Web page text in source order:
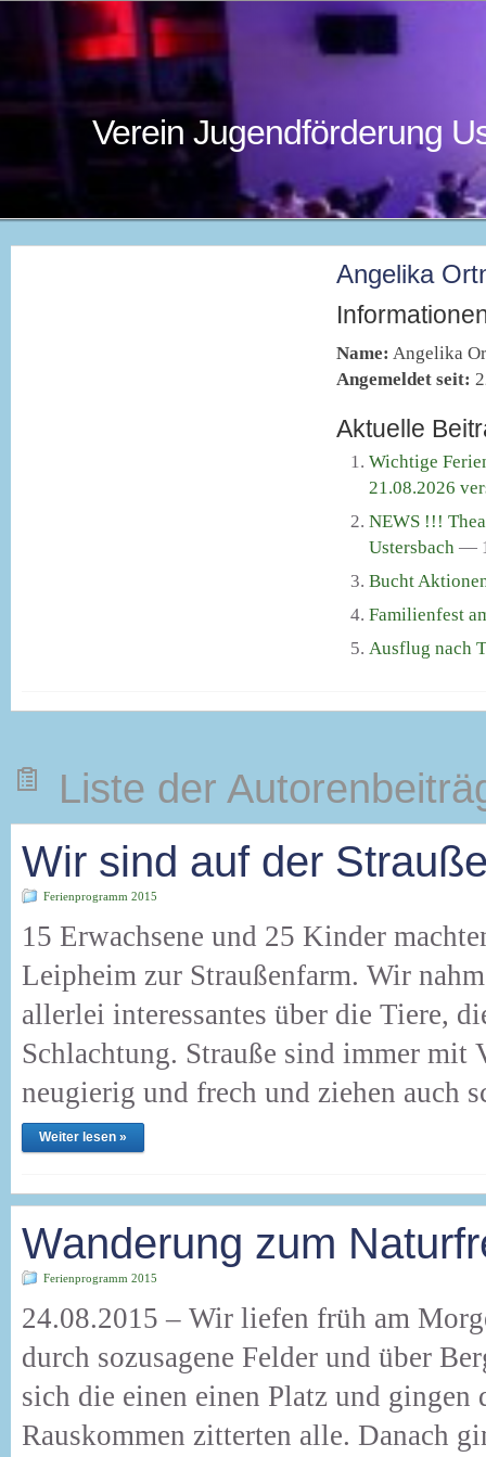
Verein Jugendförderung
Angelika
Name: Angelika
Angemeldet seit:
Aktuelle
Wichtige
21.08.2026
NEWS !!!
Ustersbach —
Bucht
Familienfest
Ausflug nach
Liste der
Wir sind auf der
Ferienprogramm 2015
15 Erwachsene und 25 Kinder
Leipheim zur Straußenfarm. Wir
allerlei interessantes über die Tiere,
Schlachtung. Strauße sind immer mit
neugierig und frech und ziehen auch
Weiter lesen »
Wanderung zum
Ferienprogramm 2015
24.08.2015 – Wir liefen früh am
durch sozusagene Felder und über
sich die einen einen Platz und gingen
Rauskommen zitterten alle. Danach